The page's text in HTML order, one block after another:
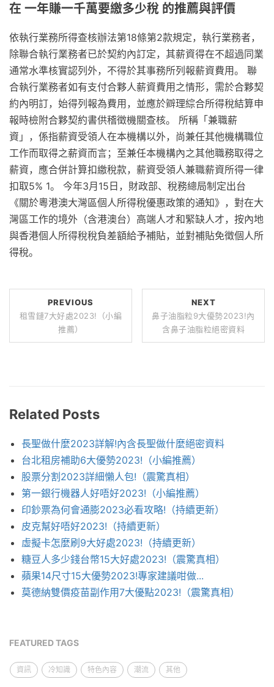
在 一年賺一千萬要繳多少稅 的推薦與評價
依執行業務所得查核辦法第18條第2款規定，執行業務者，
除聯合執行業務者已於契約內訂定，其薪資得在不超過同業
通常水準核實認列外，不得於其事務所列報薪資費用。 聯
合執行業務者如有支付合夥人薪資費用之情形，需於合夥契
約內明訂，始得列報為費用，並應於辧理綜合所得稅結算申
報時檢附合夥契約書供稽徵機關查核。 所稱「兼職薪
資」，係指薪資受領人在本機構以外，尚兼任其他機構職位
工作而取得之薪資而言；至兼任本機構內之其他職務取得之
薪資，應合併計算扣繳稅款，薪資受領人兼職薪資所得一律
扣取5% 1。 今年3月15日，財政部、稅務總局制定出台
《關於粵港澳大灣區個人所得稅優惠政策的通知》，對在大
灣區工作的境外（含港澳台）高端人才和緊缺人才，按內地
與香港個人所得稅稅負差額給予補貼，並對補貼免徵個人所
得稅。
PREVIOUS
租雪鏈7大好處2023!（小編
推薦）
NEXT
鼻子油脂粒9大優勢2023!內
含鼻子油脂粒絕密資料
Related Posts
長聖做什麼2023詳解!內含長聖做什麼絕密資料
台北租房補助6大優勢2023!（小編推薦）
股票分割2023詳細懶人包!（震驚真相）
第一銀行機器人好唔好2023!（小編推薦）
印鈔票為何會通膨2023必看攻略!（持續更新）
皮克幫好唔好2023!（持續更新）
虛擬卡怎麼刷9大好處2023!（持續更新）
糖豆人多少錢台幣15大好處2023!（震驚真相）
蘋果14尺寸15大優勢2023!專家建議咁做...
莫德納雙價疫苗副作用7大優點2023!（震驚真相）
FEATURED TAGS
資訊 冷知識 特色內容 潮流 其他